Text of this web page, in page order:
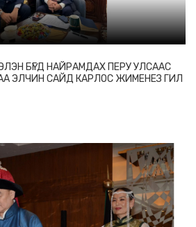
БҮГД НАЙРАМДАХ ПЕРУ УЛСААС
ЭЛЧИН САЙД КАРЛОС ЖИМЕНЕЗ ГИЛ